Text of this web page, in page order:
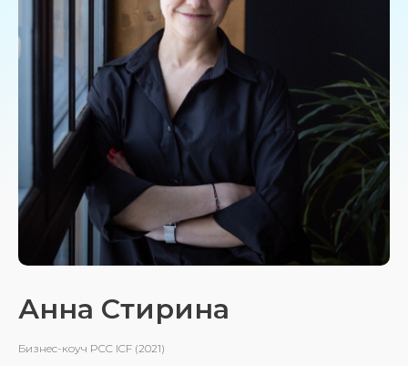
Анна Стирина
Бизнес-коуч PCC ICF (2021)